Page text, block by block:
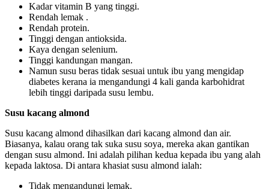
Kadar vitamin B yang tinggi.
Rendah lemak .
Rendah protein.
Tinggi dengan antioksida.
Kaya dengan selenium.
Tinggi kandungan mangan.
Namun susu beras tidak sesuai untuk ibu yang mengidap
diabetes kerana ia mengandungi 4 kali ganda karbohidrat
lebih tinggi daripada susu lembu.
Susu kacang almond
Susu kacang almond dihasilkan dari kacang almond dan air.
Biasanya, kalau orang tak suka susu soya, mereka akan gantikan
dengan susu almond. Ini adalah pilihan kedua kepada ibu yang alah
kepada laktosa. Di antara khasiat susu almond ialah:
Tidak mengandungi lemak.